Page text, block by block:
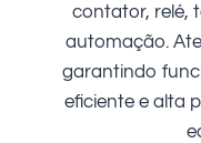
contator, relé,
automação.
garantindo
eficiente e alta